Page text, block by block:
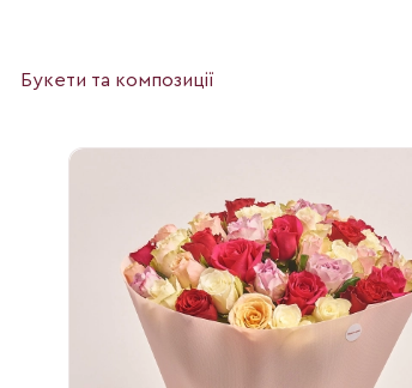
Букети та композиції